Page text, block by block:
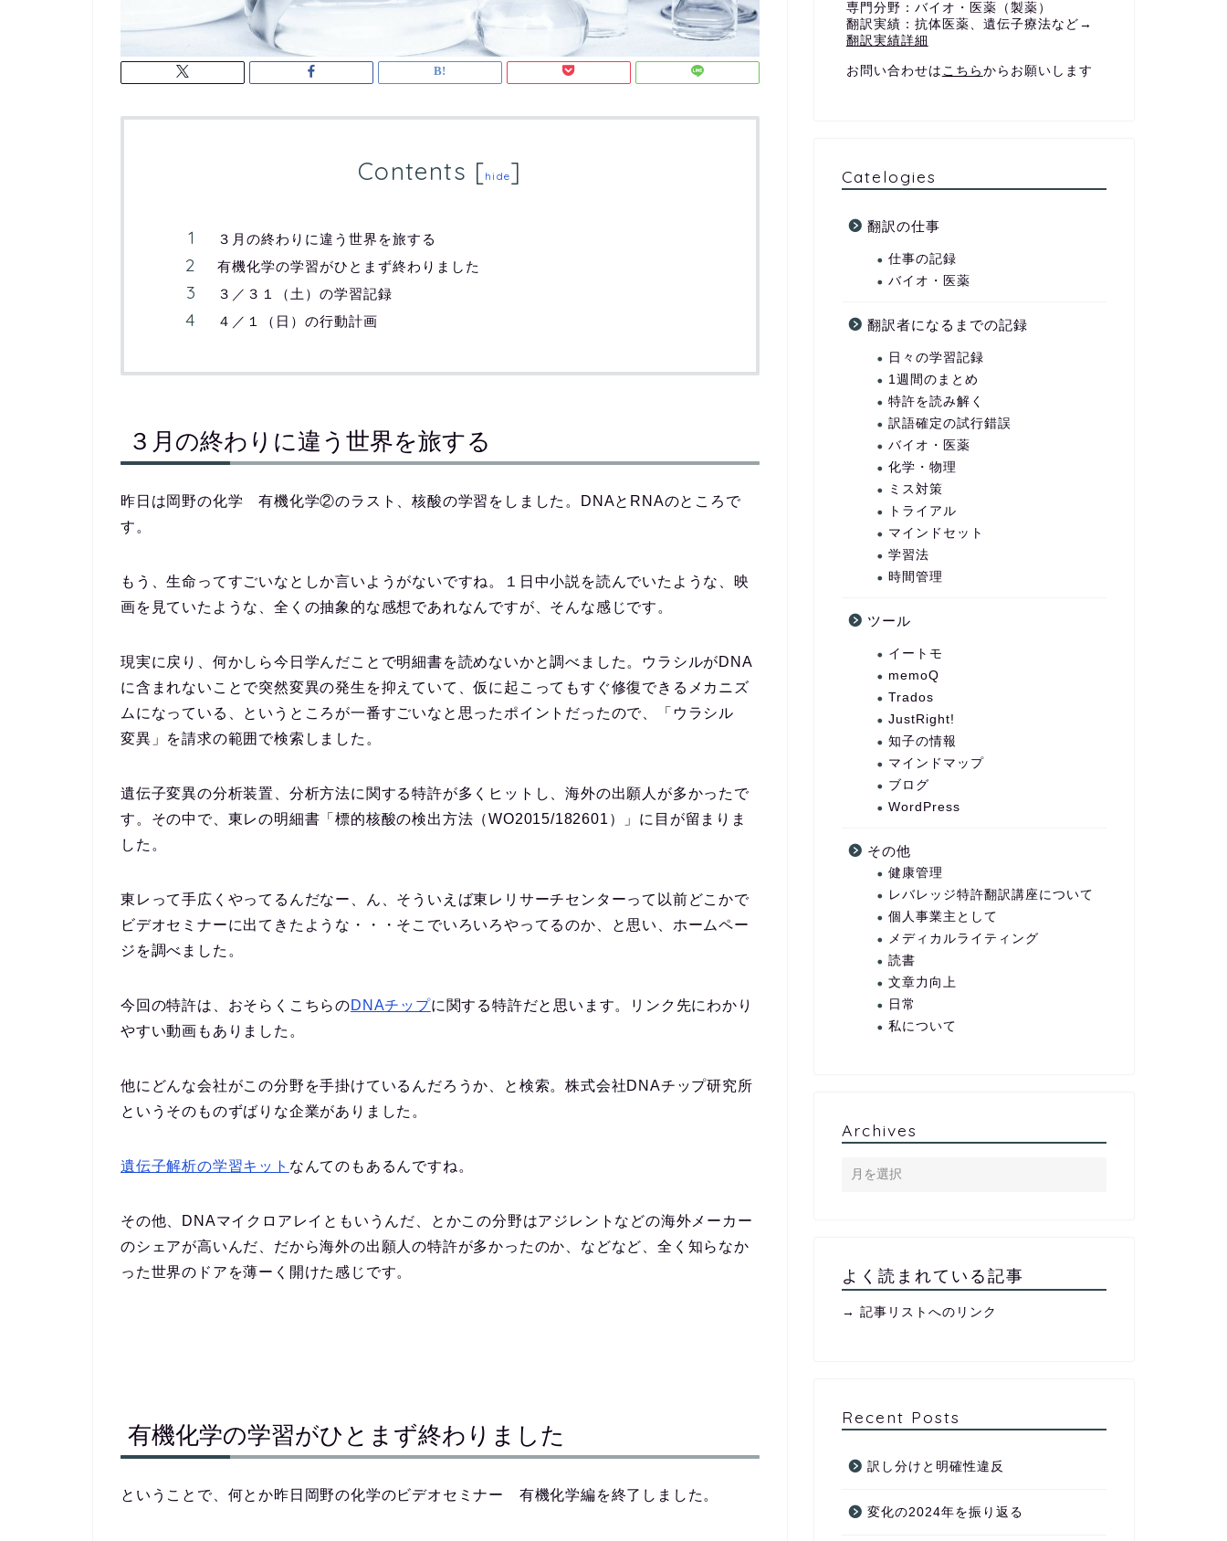
Contents [hide]
３月の終わりに違う世界を旅する
有機化学の学習がひとまず終わりました
３／３１（土）の学習記録
４／１（日）の行動計画
３月の終わりに違う世界を旅する
昨日は岡野の化学 有機化学②のラスト、核酸の学習をしました。DNAとRNAのところで
す。
もう、生命ってすごいなとしか言いようがないですね。１日中小説を読んでいたような、映
画を見ていたような、全くの抽象的な感想であれなんですが、そんな感じです。
現実に戻り、何かしら今日学んだことで明細書を読めないかと調べました。ウラシルがDNA
に含まれないことで突然変異の発生を抑えていて、仮に起こってもすぐ修復できるメカニズ
ムになっている、というところが一番すごいなと思ったポイントだったので、「ウラシル
変異」を請求の範囲で検索しました。
遺伝子変異の分析装置、分析方法に関する特許が多くヒットし、海外の出願人が多かったで
す。その中で、東レの明細書「標的核酸の検出方法（WO2015/182601）」に目が留まりま
した。
東レって手広くやってるんだなー、ん、そういえば東レリサーチセンターって以前どこかで
ビデオセミナーに出てきたような・・・そこでいろいろやってるのか、と思い、ホームペー
ジを調べました。
今回の特許は、おそらくこちらのDNAチップに関する特許だと思います。リンク先にわかり
やすい動画もありました。
他にどんな会社がこの分野を手掛けているんだろうか、と検索。株式会社DNAチップ研究所
というそのものずばりな企業がありました。
遺伝子解析の学習キット なんてのもあるんですね。
その他、DNAマイクロアレイともいうんだ、とかこの分野はアジレントなどの海外メーカー
のシェアが高いんだ、だから海外の出願人の特許が多かったのか、などなど、全く知らなか
った世界のドアを薄ーく開けた感じです。
有機化学の学習がひとまず終わりました
ということで、何とか昨日岡野の化学のビデオセミナー 有機化学編を終了しました。
専門分野：バイオ・医薬（製薬）
翻訳実績：抗体医薬、遺伝子療法など→
翻訳実績詳細
お問い合わせは こちら からお願いします
Catelogies
翻訳の仕事
仕事の記録
バイオ・医薬
翻訳者になるまでの記録
日々の学習記録
1週間のまとめ
特許を読み解く
訳語確定の試行錯誤
バイオ・医薬
化学・物理
ミス対策
トライアル
マインドセット
学習法
時間管理
ツール
イートモ
memoQ
Trados
JustRight!
知子の情報
マインドマップ
ブログ
WordPress
その他
健康管理
レバレッジ特許翻訳講座について
個人事業主として
メディカルライティング
読書
文章力向上
日常
私について
Archives
よく読まれている記事
→ 記事リストへのリンク
Recent Posts
訳し分けと明確性違反
変化の2024年を振り返る